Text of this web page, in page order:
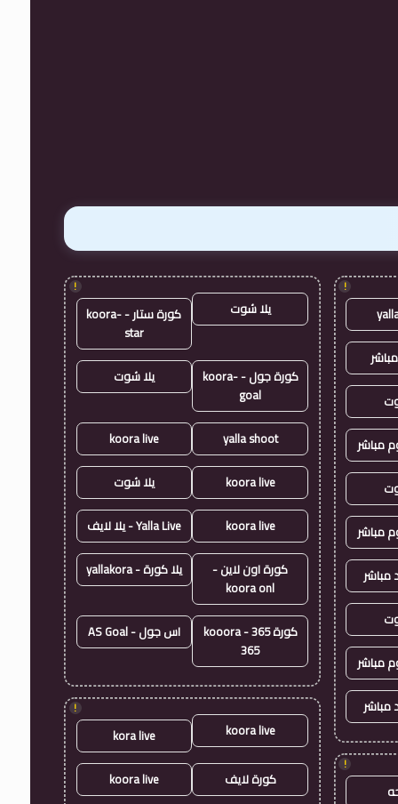
!
مباشر
مباشر
مباشر
مباشر
مباشر
!
!
يلا شوت
كورة ستار - koora-
star
كورة جول - koora-
goal
يلا شوت
yalla shoot
koora live
koora live يلا شوت
koora live Yalla Live - يلا لايف
كورة اون لاين -
koora onl
يلا كورة - yallakora
كورة 365 - kooora
365
اس جول - AS Goal
!
koora live
kora live
كورة لايف koora live